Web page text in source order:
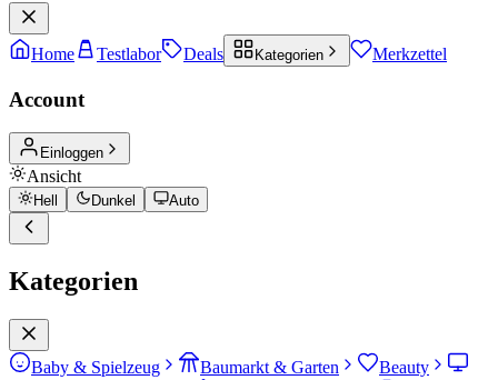
Home Testlabor Deals Kategorien Merkzettel
Account
Einloggen
Ansicht
Hell Dunkel Auto
Kategorien
Baby & Spielzeug Baumarkt & Garten
Beauty